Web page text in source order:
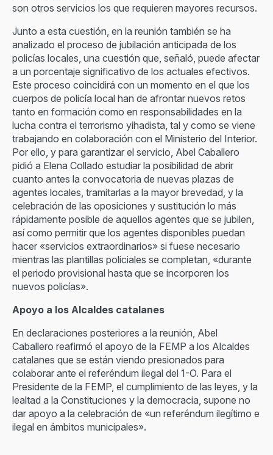
son otros servicios los que requieren mayores recursos.
Junto a esta cuestión, en la reunión también se ha
analizado el proceso de jubilación anticipada de los
policías locales, una cuestión que, señaló, puede afectar
a un porcentaje significativo de los actuales efectivos.
Este proceso coincidirá con un momento en el que los
cuerpos de policía local han de afrontar nuevos retos
tanto en formación como en responsabilidades en la
lucha contra el terrorismo yihadista, tal y como se viene
trabajando en colaboración con el Ministerio del Interior.
Por ello, y para garantizar el servicio, Abel Caballero
pidió a Elena Collado estudiar la posibilidad de abrir
cuanto antes la convocatoria de nuevas plazas de
agentes locales, tramitarlas a la mayor brevedad, y la
celebración de las oposiciones y sustitución lo más
rápidamente posible de aquellos agentes que se jubilen,
así como permitir que los agentes disponibles puedan
hacer «servicios extraordinarios» si fuese necesario
mientras las plantillas policiales se completan, «durante
el periodo provisional hasta que se incorporen los
nuevos policías».
Apoyo a los Alcaldes catalanes
En declaraciones posteriores a la reunión, Abel
Caballero reafirmó el apoyo de la FEMP a los Alcaldes
catalanes que se están viendo presionados para
colaborar ante el referéndum ilegal del 1-O. Para el
Presidente de la FEMP, el cumplimiento de las leyes, y la
lealtad a la Constituciones y la democracia, supone no
dar apoyo a la celebración de «un referéndum ilegítimo e
ilegal en ámbitos municipales».